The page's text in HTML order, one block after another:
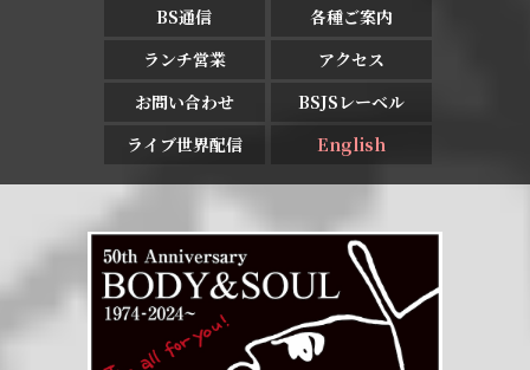
BS通信
各種ご案内
ランチ営業
アクセス
お問い合わせ
BSJSレーベル
ライブ世界配信
English